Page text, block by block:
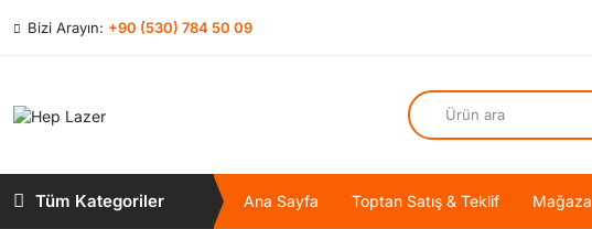
Bizi Arayın: +90 (530) 784 50 09
Tüm Kategoriler Ana Sayfa Toptan Satış & Teklif Mağaza